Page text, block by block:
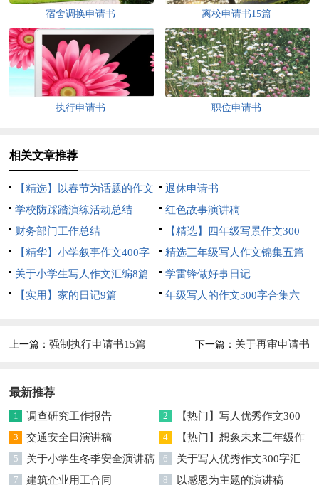
宿舍调换申请书 离校申请书15篇
执行申请书 职位申请书
相关文章推荐
【精选】以春节为话题的作文
锦集8篇
退休申请书
学校防踩踏演练活动总结
红色故事演讲稿
财务部门工作总结
【精选】四年级写景作文300
字集合五篇
【精华】小学叙事作文400字
集锦九篇
精选三年级写人作文锦集五篇
关于小学生写人作文汇编8篇
学雷锋做好事日记
【实用】家的日记9篇
年级写人的作文300字合集六
上一篇：强制执行申请书15篇 下一篇： 关于再审申请书
最新推荐
1 调查研究工作报告 2
【热门】写人优秀作文300
字集合7篇
3 交通安全日演讲稿 4
【热门】想象未来三年级作
文汇编7篇
5 关于小学生冬季安全演讲稿 6
关于写人优秀作文300字汇
编六篇
7 建筑企业用工合同 8 以感恩为主题的演讲稿